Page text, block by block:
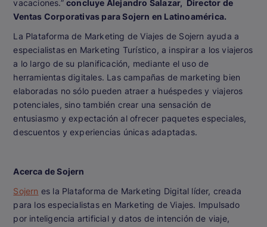
vacaciones.” concluye Alejandro Salazar, Director de
Ventas Corporativas para Sojern en Latinoamérica.
La Plataforma de Marketing de Viajes de Sojern ayuda a
especialistas en Marketing Turístico, a inspirar a los viajeros
a lo largo de su planificación, mediante el uso de
herramientas digitales. Las campañas de marketing bien
elaboradas no sólo pueden atraer a huéspedes y viajeros
potenciales, sino también crear una sensación de
entusiasmo y expectación al ofrecer paquetes especiales,
descuentos y experiencias únicas adaptadas.
Acerca de Sojern
Sojern es la Plataforma de Marketing Digital líder, creada
para los especialistas en Marketing de Viajes. Impulsado
por inteligencia artificial y datos de intención de viaje,